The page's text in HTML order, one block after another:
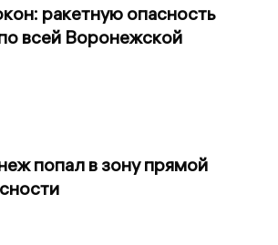
ракетную опасность
всей Воронежской
попал в зону прямой